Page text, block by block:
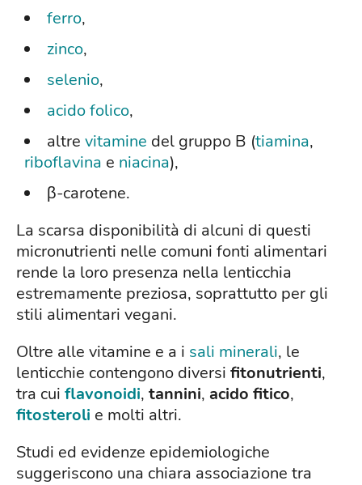
ferro,
zinco,
selenio,
acido folico,
altre vitamine del gruppo B (tiamina,
riboflavina e niacina),
β-carotene.
La scarsa disponibilità di alcuni di questi
micronutrienti nelle comuni fonti alimentari
rende la loro presenza nella lenticchia
estremamente preziosa, soprattutto per gli
stili alimentari vegani.
Oltre alle vitamine e a i sali minerali, le
lenticchie contengono diversi fitonutrienti,
tra cui flavonoidi, tannini, acido fitico,
fitosteroli e molti altri.
Studi ed evidenze epidemiologiche
suggeriscono una chiara associazione tra